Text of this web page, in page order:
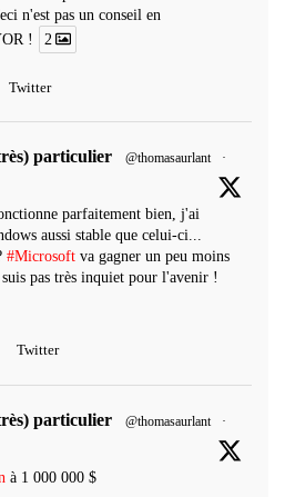
n'est pas un conseil en
!
2
Twitter
particulier @thomasaurlant
·
parfaitement bien, j'ai
aussi stable que celui-ci...
#Microsoft va gagner un peu moins
pas très inquiet pour l'avenir !
Twitter
particulier @thomasaurlant
·
à 1 000 000 $